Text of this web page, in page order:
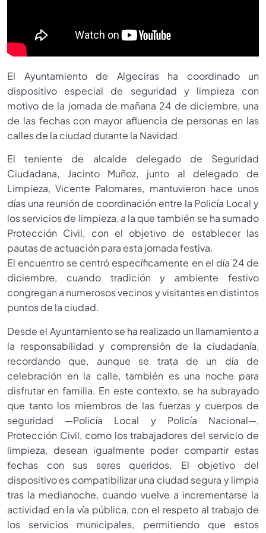
El Ayuntamiento de Algeciras ha coordinado un
dispositivo especial de seguridad y limpieza con
motivo de la jornada de mañana 24 de diciembre, una
de las fechas con mayor afluencia de personas en las
calles de la ciudad durante la Navidad.
El teniente de alcalde delegado de Seguridad
Ciudadana, Jacinto Muñoz, junto al delegado de
Limpieza, Vicente Palomares, mantuvieron hace unos
días una reunión de coordinación entre la Policía Local y
los servicios de limpieza, a la que también se ha sumado
Protección Civil, con el objetivo de establecer las
pautas de actuación para esta jornada festiva.
El encuentro se centró específicamente en el día 24 de
diciembre, cuando tradición y ambiente festivo
congregan a numerosos vecinos y visitantes en distintos
puntos de la ciudad.
Desde el Ayuntamiento se ha realizado un llamamiento a
la responsabilidad y comprensión de la ciudadanía,
recordando que, aunque se trata de un día de
celebración en la calle, también es una noche para
disfrutar en familia. En este contexto, se ha subrayado
que tanto los miembros de las fuerzas y cuerpos de
seguridad —Policía Local y Policía Nacional—,
Protección Civil, como los trabajadores del servicio de
limpieza, desean igualmente poder compartir estas
fechas con sus seres queridos. El objetivo del
dispositivo es compatibilizar una ciudad segura y limpia
tras la medianoche, cuando vuelve a incrementarse la
actividad en la vía pública, con el respeto al trabajo de
los servicios municipales, permitiendo que estos